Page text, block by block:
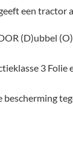
een tractor
(D)ubbel
3